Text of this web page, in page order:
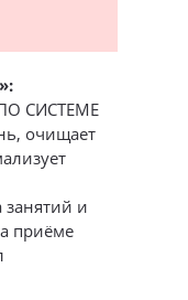
ПО СИСТЕМЕ
очищает
и
приёме